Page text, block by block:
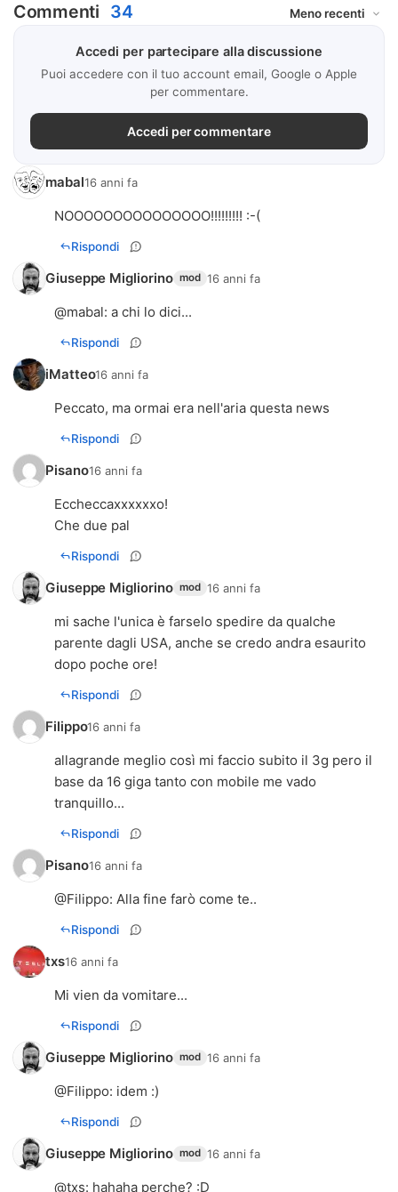
Commenti 34
Accedi per partecipare alla discussione
Puoi accedere con il tuo account email, Google o Apple
per commentare.
Accedi per commentare
mabal16 anni fa
NOOOOOOOOOOOOOOO!!!!!!!!! :-(
Rispondi
Giuseppe Migliorino mod 16 anni fa
@mabal: a chi lo dici...
Rispondi
iMatteo16 anni fa
Peccato, ma ormai era nell'aria questa news
Rispondi
Pisano16 anni fa
Eccheccaxxxxxxo!
Che due pal
Rispondi
Giuseppe Migliorino mod 16 anni fa
mi sache l'unica è farselo spedire da qualche
parente dagli USA, anche se credo andra esaurito
dopo poche ore!
Rispondi
Filippo16 anni fa
allagrande meglio così mi faccio subito il 3g pero il
base da 16 giga tanto con mobile me vado
tranquillo...
Rispondi
Pisano16 anni fa
@Filippo: Alla fine farò come te..
Rispondi
txs16 anni fa
Mi vien da vomitare...
Rispondi
Giuseppe Migliorino mod 16 anni fa
@Filippo: idem :)
Rispondi
Giuseppe Migliorino mod 16 anni fa
@txs: hahaha perche? :D